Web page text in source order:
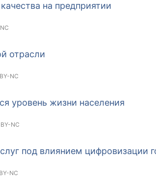
на предприятии
отрасли
NC
уровень жизни населения
NC
под влиянием цифровизации
NC